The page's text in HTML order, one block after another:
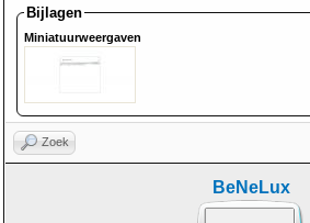
Bijlagen
Miniatuurweergaven
Zoek
BeNeLux